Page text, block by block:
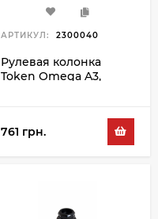
АРТИКУЛ: 2300040
Рулевая колонка
Token Omega A3,
761 грн.